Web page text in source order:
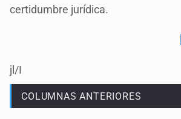
certidumbre jurídica.
jl/I
COLUMNAS ANTERIORES